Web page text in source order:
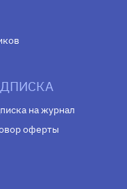
на журнал
оферты